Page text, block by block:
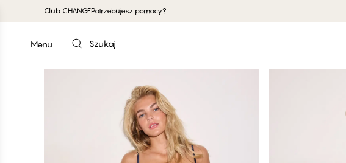
Club CHANGEPotrzebujesz pomocy?
Menu Szukaj